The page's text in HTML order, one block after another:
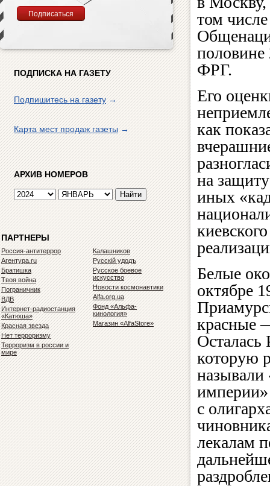
ПОДПИСКА НА ГАЗЕТУ
Подпишитесь на газету→
Карта мест продаж газеты→
АРХИВ НОМЕРОВ
ПАРТНЕРЫ
Россия-антитеррор
Агентура.ru
Братишка
Твоя война
Пограничник
ВДВ
Интернет-радиостанция
«Катюша»
Красная звезда
Нет терроризму
Терроризм в россии и
мире
Калашников
Русскiй удодъ
Русское боевое
искусство
Новости космонавтики
Alfa.org.ua
Фонд «Альфа-
кинология»
Магазин «AlfaStore»
том
половине
ФРГ.
Его
как
на
иных
Белые
октябре
красные
Осталась
которую
с
лекалам